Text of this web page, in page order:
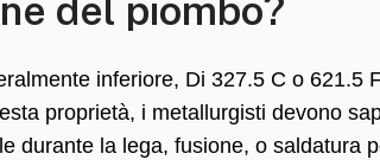
del piombo?
inferiore, Di 327.5 C o 621.5
proprietà, i metallurgisti devono
durante la lega, fusione, o saldatura